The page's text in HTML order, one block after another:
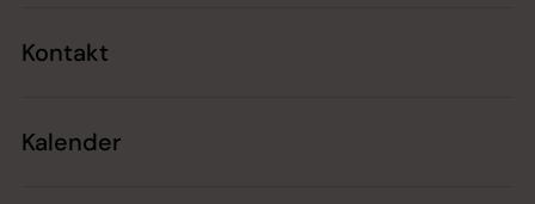
Kontakt
Kalender